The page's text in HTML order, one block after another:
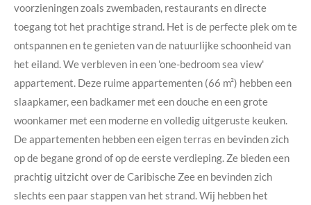
voorzieningen zoals zwembaden, restaurants en directe
toegang tot het prachtige strand. Het is de perfecte plek om te
ontspannen en te genieten van de natuurlijke schoonheid van
het eiland.We verbleven in een 'one-bedroom sea view'
appartement. Deze ruime appartementen (66 m²) hebben een
slaapkamer, een badkamer met een douche en een grote
woonkamer met een moderne en volledig uitgeruste keuken.
De appartementen hebben een eigen terras en bevinden zich
op de begane grond of op de eerste verdieping. Ze bieden een
prachtig uitzicht over de Caribische Zee en bevinden zich
slechts een paar stappen van het strand. Wij hebben het